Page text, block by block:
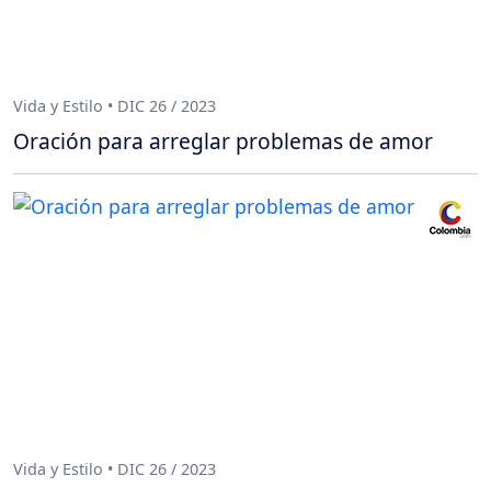
Vida y Estilo • DIC 26 / 2023
Oración para arreglar problemas de amor
Vida y Estilo • DIC 26 / 2023